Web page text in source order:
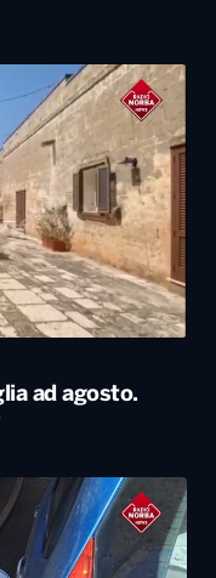
ad agosto.